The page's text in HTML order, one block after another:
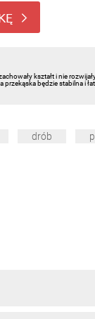
kształt i nie
przekąska będzie stabilna i
drób